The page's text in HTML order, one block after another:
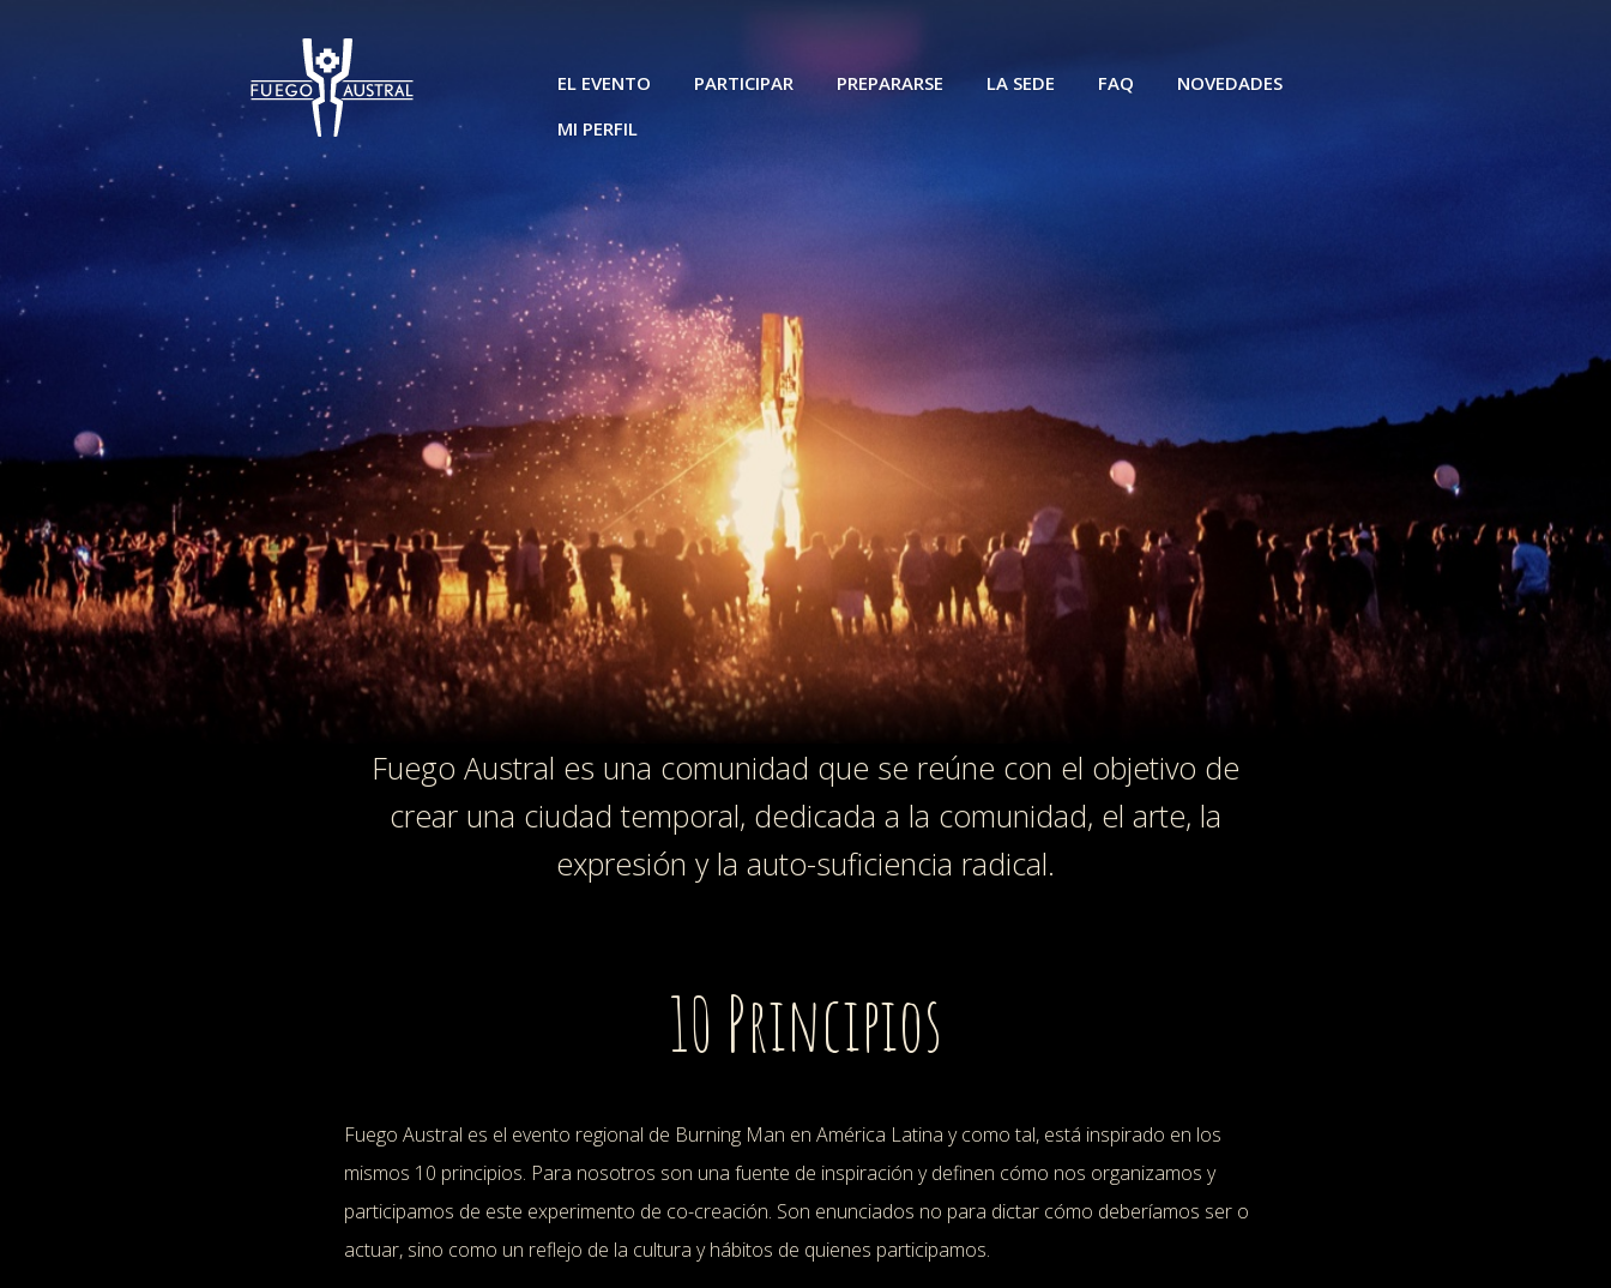
EL EVENTO PARTICIPAR PREPARARSE LA SEDE FAQ
NOVEDADES
MI PERFIL
Fuego Austral es una comunidad que se reúne con el objetivo de
crear una ciudad temporal, dedicada a la comunidad, el arte, la
expresión y la auto-suficiencia radical.
10 Principios
Fuego Austral es el evento regional de Burning Man en América Latina y como tal, está inspirado en los
mismos 10 principios. Para nosotros son una fuente de inspiración y definen cómo nos organizamos y
participamos de este experimento de co-creación. Son enunciados no para dictar cómo deberíamos ser o
actuar, sino como un reflejo de la cultura y hábitos de quienes participamos.